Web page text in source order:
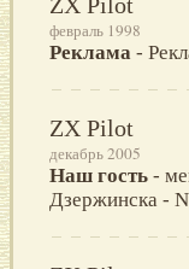
февраль 1998
Реклама -
ZX Pilot
декабрь 2005
Наш гость -
Дзержинска -